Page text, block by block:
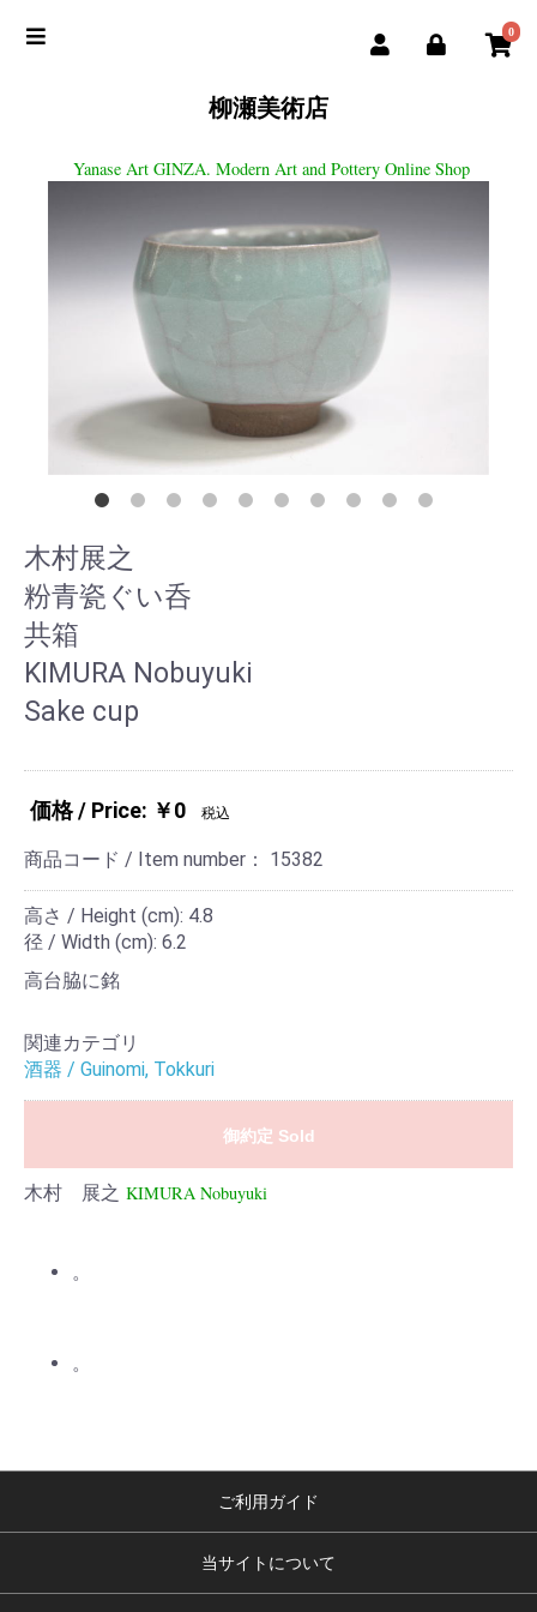
0
柳瀬美術店
Yanase Art GINZA. Modern Art and Pottery Online Shop
木村展之
粉青瓷ぐい呑
共箱
KIMURA Nobuyuki
Sake cup
価格 / Price: ￥0 税込
商品コード / Item number： 15382
高さ / Height (cm): 4.8
径 / Width (cm): 6.2
高台脇に銘
関連カテゴリ
酒器 / Guinomi, Tokkuri
御約定 Sold
木村 展之 KIMURA Nobuyuki
。
。
ご利用ガイド
当サイトについて